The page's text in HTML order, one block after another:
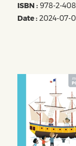
ISBN : 978-2-
Date : 2024-07-